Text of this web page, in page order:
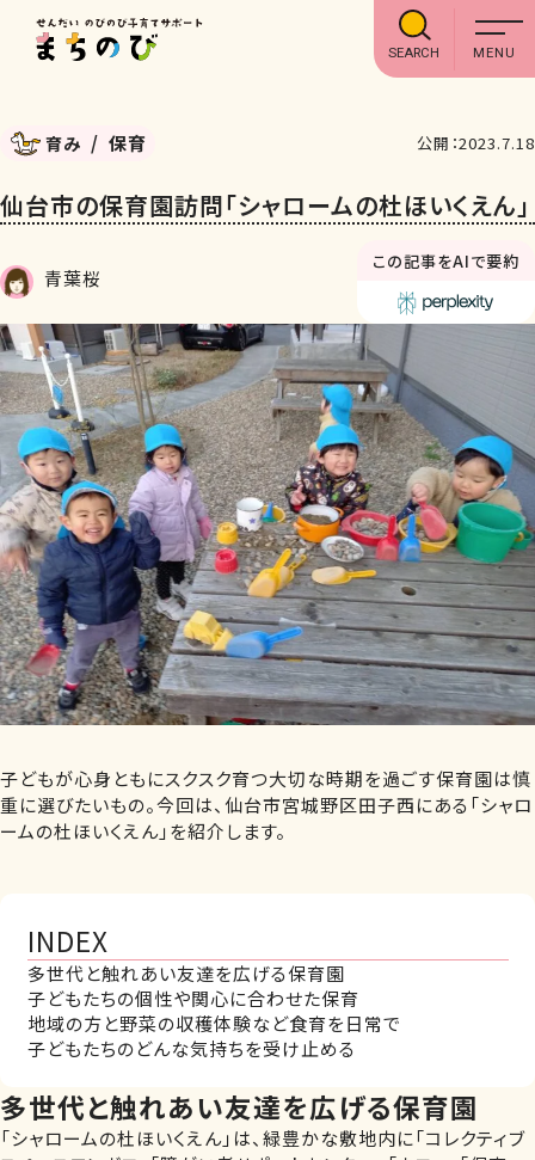
SEARCH
育み 保育 公開：2023.7.18
仙台市の保育園訪問「シャロームの杜ほいくえん」
青葉桜
この記事をAIで要約
子どもが心身ともにスクスク育つ大切な時期を過ごす保育園は慎
重に選びたいもの。今回は、仙台市宮城野区田子西にある「シャロ
ームの杜ほいくえん」を紹介します。
INDEX
多世代と触れあい友達を広げる保育園
子どもたちの個性や関心に合わせた保育
地域の方と野菜の収穫体験など食育を日常で
子どもたちのどんな気持ちを受け止める
多世代と触れあい友達を広げる保育園
「シャロームの杜ほいくえん」は、緑豊かな敷地内に「コレクティブ